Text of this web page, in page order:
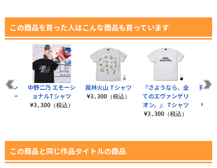
この商品を買った人はこんな商品も買っています
風林火山 Tシャツ
¥3,300（税込）
『さようなら、全
てのエヴァンゲリ
オン。』 Tシャツ
¥3,300（税込）
死の
エン
サー
中野二乃 エモーシ
ョナルTシャツ
¥3,300（税込）
この商品と同じ作品タイトルの商品